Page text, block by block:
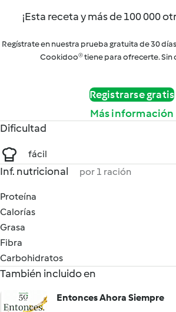
¡Esta receta y más de 100 000
Regístrate en nuestra prueba gratuita de 30
Cookidoo® tiene para ofrecerte. Sin
Registrarse gratis
Más información
Dificultad
fácil
Inf. nutricional por 1 ración
Proteína
Calorías
Grasa
Fibra
Carbohidratos
También incluido en
Entonces Ahora Siempre